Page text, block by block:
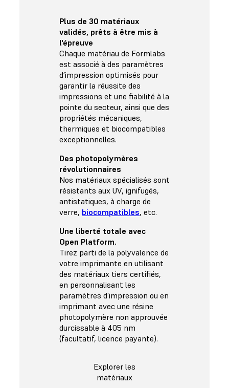
Plus de 30 matériaux
validés, prêts à être mis à
l'épreuve
Chaque matériau de Formlabs
est associé à des paramètres
d’impression optimisés pour
garantir la réussite des
impressions et une fiabilité à la
pointe du secteur, ainsi que des
propriétés mécaniques,
thermiques et biocompatibles
exceptionnelles.
Des photopolymères
révolutionnaires
Nos matériaux spécialisés sont
résistants aux UV, ignifugés,
antistatiques, à charge de
verre, biocompatibles, etc.
Une liberté totale avec
Open Platform.
Tirez parti de la polyvalence de
votre imprimante en utilisant
des matériaux tiers certifiés,
en personnalisant les
paramètres d’impression ou en
imprimant avec une résine
photopolymère non approuvée
durcissable à 405 nm
(facultatif, licence payante).
Explorer les
matériaux